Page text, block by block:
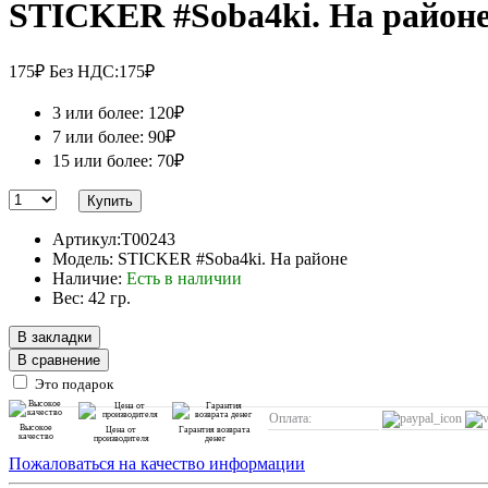
STICKER #Soba4ki. На
175₽ Без НДС:175₽
3 или более: 120₽
7 или более: 90₽
15 или более: 70₽
Купить
Артикул:T00243
Модель: STICKER #Soba4ki. На районе
Наличие: Есть в наличии
Вес: 42 гр.
В закладки
В сравнение
Это подарок
Высокое
качество
Цена от
производителя
Гарантия возврата
денег
Оплата:
Пожаловаться на качество информации